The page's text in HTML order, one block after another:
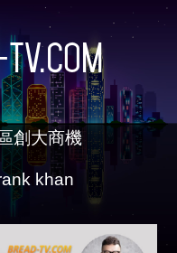
創大商機
khan